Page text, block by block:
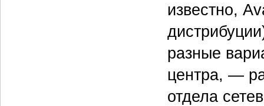
известно,
разные
центра, —
отдела